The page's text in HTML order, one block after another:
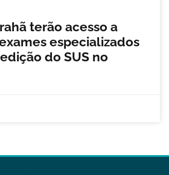
terão acesso a
especializados
do SUS no